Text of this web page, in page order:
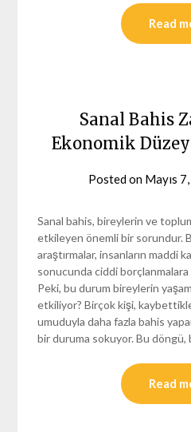
Read
Sanal Bahis
Ekonomik
Posted on Mayıs
Sanal bahis, bireylerin ve
etkileyen önemli bir sorundur.
araştırmalar, insanların maddi
sonucunda ciddi
Peki, bu durum bireylerin
etkiliyor? Birçok kişi,
umuduyla daha fazla bahis
bir duruma sokuyor. Bu
Read